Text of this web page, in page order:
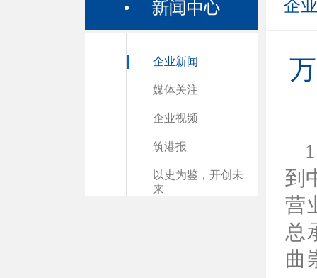
企业新闻
媒体关注
企业视频
筑港报
以史为鉴，开创未
来
企
到
营
总
曲